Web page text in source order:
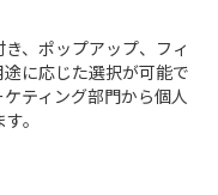
、ポップアップ、フィ
に応じた選択が可能で
ティング部門から個人
。